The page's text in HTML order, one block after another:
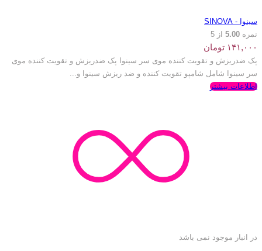
سینوا - SINOVA
نمره 5.00 از 5
۱۴۱,۰۰۰ تومان
پک ضدریزش و تقویت کننده موی سر سینوا پک ضدریزش و تقویت کننده موی
سر سینوا شامل شامپو تقویت کننده و ضد ریزش سینوا و...
اطلاعات بیشتر
در انبار موجود نمی باشد